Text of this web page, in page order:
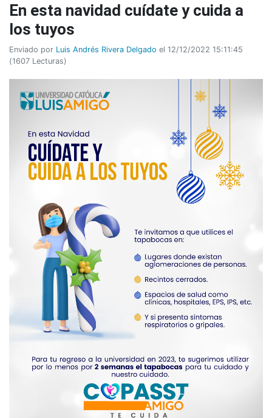
En esta navidad cuídate y cuida a
los tuyos
Enviado por Luis Andrés Rivera Delgado el 12/12/2022 15:11:45
(1607 Lecturas)